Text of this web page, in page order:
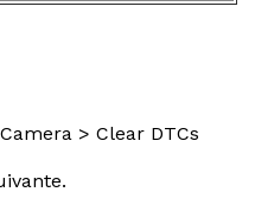
> Clear DTCs